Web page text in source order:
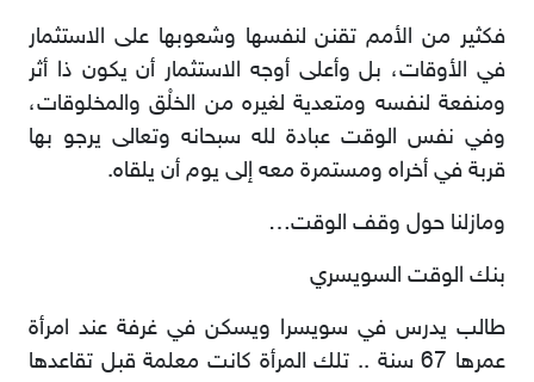
فكثير من الأمم تقنن لنفسها وشعوبها على الاستثمار
في الأوقات، بل وأعلى أوجه الاستثمار أن يكون ذا أثر
ومنفعة لنفسه ومتعدية لغيره من الخلْق والمخلوقات،
وفي نفس الوقت عبادة لله سبحانه وتعالى يرجو بها
قربة في أخراه ومستمرة معه إلى يوم أن يلقاه.
ومازلنا حول وقف الوقت…
بنك الوقت السويسري
طالب يدرس في سويسرا ويسكن في غرفة عند امرأة
عمرها 67 سنة .. تلك المرأة كانت معلمة قبل تقاعدها